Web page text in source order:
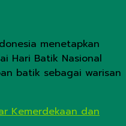
menetapkan
Hari Batik Nasional
batik sebagai warisan